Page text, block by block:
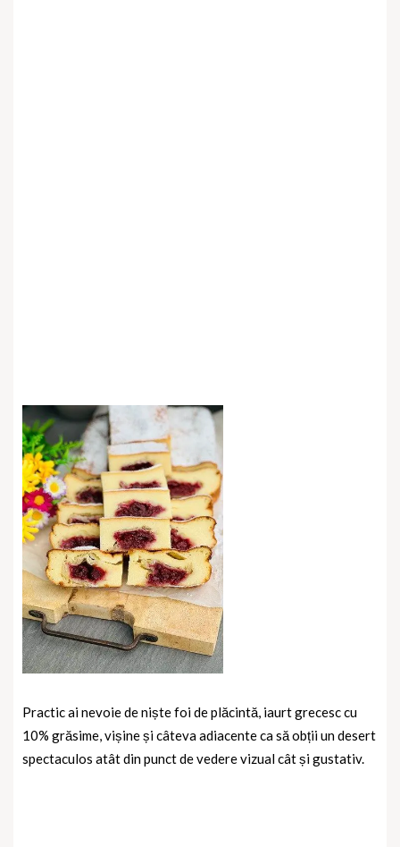
Practic ai nevoie de niște foi de plăcintă, iaurt grecesc cu
10% grăsime, vișine și câteva adiacente ca să obții un desert
spectaculos atât din punct de vedere vizual cât și gustativ.